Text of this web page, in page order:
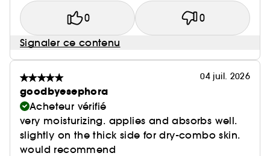
0 0
Signaler ce contenu
04 juil. 2026
goodbyesephora
Acheteur vérifié
very moisturizing. applies and absorbs well.
slightly on the thick side for dry-combo skin.
would recommend